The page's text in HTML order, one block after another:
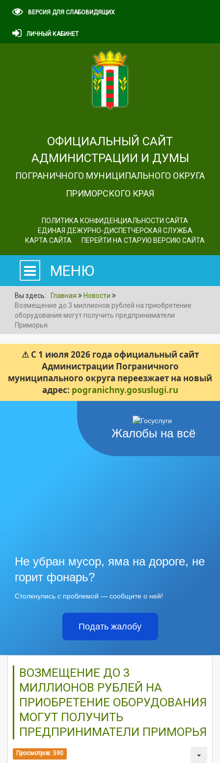
ВЕРСИЯ ДЛЯ СЛАБОВИДЯЩИХ
ЛИЧНЫЙ КАБИНЕТ
ОФИЦИАЛЬНЫЙ САЙТ
АДМИНИСТРАЦИИ И ДУМЫ
ПОГРАНИЧНОГО МУНИЦИПАЛЬНОГО ОКРУГА
ПРИМОРСКОГО КРАЯ
ПОЛИТИКА КОНФИДЕНЦИАЛЬНОСТИ САЙТА
ЕДИНАЯ ДЕЖУРНО-ДИСПЕТЧЕРСКАЯ СЛУЖБА
КАРТА САЙТА
ПЕРЕЙТИ НА СТАРУЮ ВЕРСИЮ САЙТА
МЕНЮ
Вы здесь: Главная
Новости
Возмещение до 3 миллионов рублей на приобретение
оборудования могут получить предприниматели
Приморья
⚠ С 1 июля 2026 года официальный сайт
Администрации Пограничного
муниципального округа переезжает на новый
адрес: pogranichny.gosuslugi.ru
Жалобы на всё
Не убран мусор, яма на дороге, не
горит фонарь?
Столкнулись с проблемой — сообщите о ней!
Подать жалобу
ВОЗМЕЩЕНИЕ ДО 3
МИЛЛИОНОВ РУБЛЕЙ НА
ПРИОБРЕТЕНИЕ ОБОРУДОВАНИЯ
МОГУТ ПОЛУЧИТЬ
ПРЕДПРИНИМАТЕЛИ ПРИМОРЬЯ
Просмотров: 590